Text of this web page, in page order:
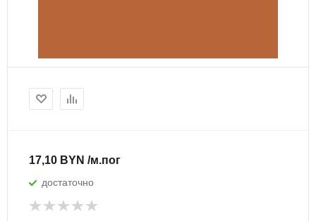
17,10 BYN /м.пог
достаточно